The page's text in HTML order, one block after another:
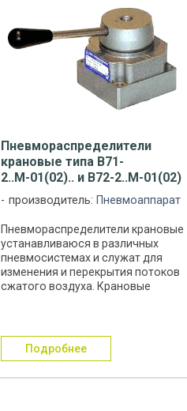
Пневмораспределители
крановые типа В71-
2..М-01(02).. и В72-2..М-01(02)
производитель: Пневмоаппарат
Пневмораспределители крановые
устанавливаюся в различных
пневмосистемах и служат для
изменения и перекрытия потоков
сжатого воздуха. Крановые
которых является ...
подробнее